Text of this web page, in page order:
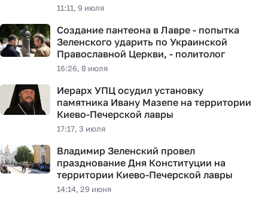
11:11, 9 июля
Создание пантеона в Лавре - попытка
Зеленского ударить по Украинской
Православной Церкви, - политолог
16:26, 8 июля
Иерарх УПЦ осудил установку
памятника Ивану Мазепе на территории
Киево-Печерской лавры
17:17, 3 июля
Владимир Зеленский провел
празднование Дня Конституции на
территории Киево-Печерской лавры
14:14, 29 июня